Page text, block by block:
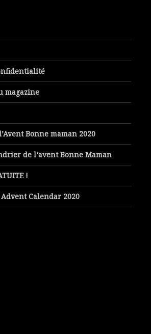
magazine
Bonne maman 2020
de l’avent Bonne Maman
!
Calendar 2020